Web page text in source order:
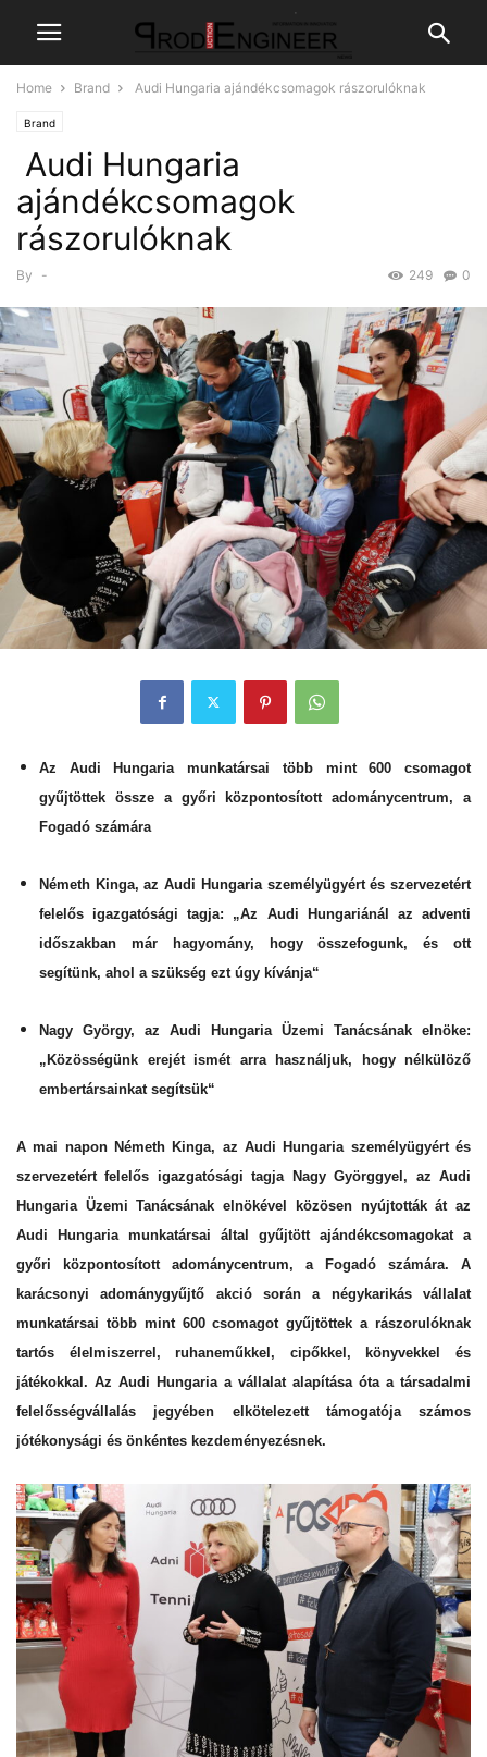
Home Brand Audi Hungaria ajándékcsomagok rászorulóknak
Brand
Audi Hungaria
ajándékcsomagok
rászorulóknak
By - 0
249
Az Audi Hungaria munkatársai több mint 600 csomagot
gyűjtöttek össze a győri központosított adománycentrum, a
Fogadó számára
Németh Kinga, az Audi Hungaria személyügyért és szervezetért
felelős igazgatósági tagja: „Az Audi Hungariánál az adventi
időszakban már hagyomány, hogy összefogunk, és ott
segítünk, ahol a szükség ezt úgy kívánja“
Nagy György, az Audi Hungaria Üzemi Tanácsának elnöke:
„Közösségünk erejét ismét arra használjuk, hogy nélkülöző
embertársainkat segítsük“
A mai napon Németh Kinga, az Audi Hungaria személyügyért és
szervezetért felelős igazgatósági tagja Nagy Györggyel, az Audi
Hungaria Üzemi Tanácsának elnökével közösen nyújtották át az
Audi Hungaria munkatársai által gyűjtött ajándékcsomagokat a
győri központosított adománycentrum, a Fogadó számára. A
karácsonyi adománygyűjtő akció során a négykarikás vállalat
munkatársai több mint 600 csomagot gyűjtöttek a rászorulóknak
tartós élelmiszerrel, ruhaneműkkel, cipőkkel, könyvekkel és
játékokkal. Az Audi Hungaria a vállalat alapítása óta a társadalmi
felelősségvállalás jegyében elkötelezett támogatója számos
jótékonysági és önkéntes kezdeményezésnek.